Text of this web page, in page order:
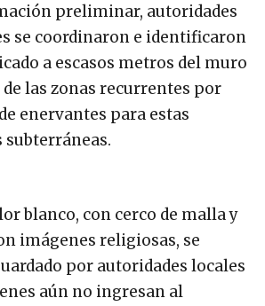
preliminar, autoridades
se coordinaron e identificaron
a escasos metros del muro
las zonas recurrentes por
enervantes para estas
blanco, con cerco de malla y
imágenes religiosas, se
por autoridades locales
aún no ingresan al